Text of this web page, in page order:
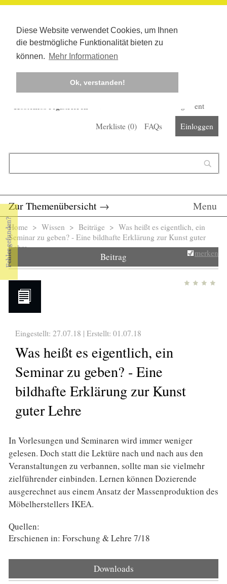
Diese Website verwendet Cookies, um Ihnen
die bestmögliche Funktionalität bieten zu
können. Mehr Informationen
Ok, verstanden!
Kostenlos registrieren
Corona-Management
Merkliste (0) FAQs Einloggen
Zur Themenübersicht → Menu
Sie sind hier
Home > Wissen > Beiträge > Was heißt es eigentlich, ein
Seminar zu geben? - Eine bildhafte Erklärung zur Kunst guter
Lehre
Beitrag merken
Eingestellt: 27.07.18 | Erstellt: 01.07.18
Was heißt es eigentlich, ein
Seminar zu geben? - Eine
bildhafte Erklärung zur Kunst
guter Lehre
In Vorlesungen und Seminaren wird immer weniger
gelesen. Doch statt die Lektüre nach und nach aus den
Veranstaltungen zu verbannen, sollte man sie vielmehr
zielführender einbinden. Lernen können Dozierende
ausgerechnet aus einem Ansatz der Massenproduktion des
Möbelherstellers IKEA.
Quellen:
Erschienen in: Forschung & Lehre 7/18
Downloads